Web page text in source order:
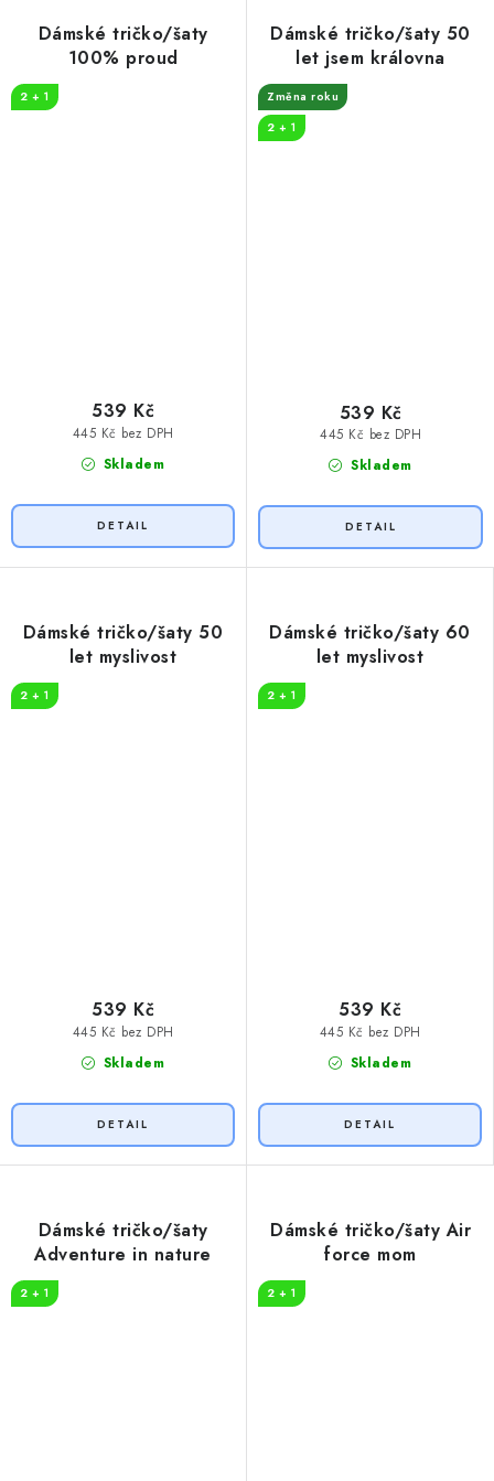
Dámské tričko/šaty
100% proud
2 + 1
Skladem
445 Kč bez DPH
539 Kč
Dámské tričko/šaty 50
let jsem královna
Změna roku
2 + 1
Skladem
445 Kč bez DPH
539 Kč
Dámské tričko/šaty 50
let myslivost
2 + 1
Skladem
445 Kč bez DPH
539 Kč
Dámské tričko/šaty 60
let myslivost
2 + 1
Skladem
445 Kč bez DPH
539 Kč
Dámské tričko/šaty
Adventure in nature
2 + 1
Dámské tričko/šaty Air
force mom
2 + 1